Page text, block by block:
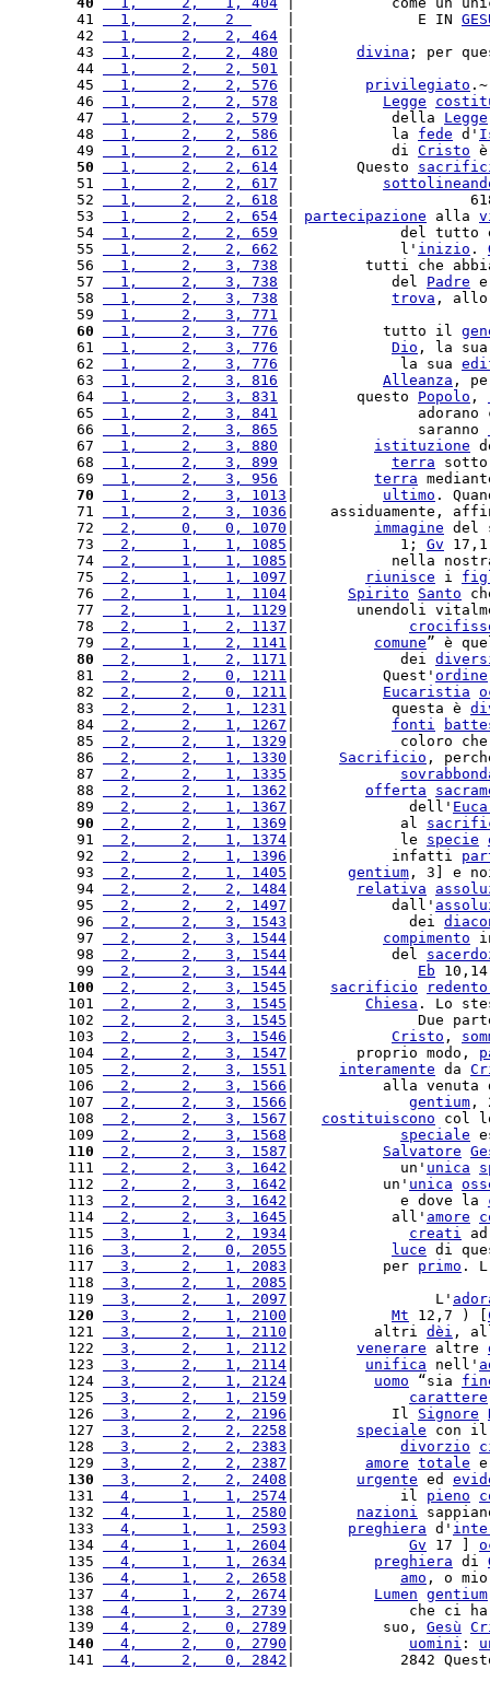
41
  1,     2,   2
    |              E IN
42
  1,     2,   2, 464
43
  1,     2,   2, 480
divina ; per
44
  1,     2,   2, 501
45
  1,     2,   2, 576
privilegiato
46
  1,     2,   2, 578
Legge
47
  1,     2,   2, 579
|           della Legge
48
  1,     2,   2, 586
|           la fede d'
49
  1,     2,   2, 612
|           di Cristo
50
  1,     2,   2, 614
|       Questo
51
  1,     2,   2, 617
52
  1,     2,   2, 618
|
53
  1,     2,   2, 654
partecipazione alla
54
  1,     2,   2, 659
|            del tutto
55
  1,     2,   2, 662
|            l' inizio .
56
  1,     2,   3, 738
|        tutti che
57
  1,     2,   3, 738
|           del Padre
58
  1,     2,   3, 738
trova , allo
59
  1,     2,   3, 771
60
  1,     2,   3, 776
|          tutto il
61
  1,     2,   3, 776
Dio , la
62
  1,     2,   3, 776
|            la sua
63
  1,     2,   3, 816
Alleanza ,
64
  1,     2,   3, 831
|       questo Popolo ,
65
  1,     2,   3, 841
|              adorano
66
  1,     2,   3, 865
|              saranno
67
  1,     2,   3, 880
istituzione
68
  1,     2,   3, 899
terra
69
  1,     2,   3, 956
terra
70
  1,     2,   3, 1013
ultimo .
71
  1,     2,   3, 1036
|    assiduamente,
72
  2,     0,   0, 1070
immagine del
73
  2,     1,   1, 1085
|            1; Gv
74
  2,     1,   1, 1085
|           nella
75
  2,     1,   1, 1097
riunisce i
76
  2,     1,   1, 1104
Spirito Santo
77
  2,     1,   1, 1129
|       unendoli
78
  2,     1,   2, 1137
79
  2,     1,   2, 1141
comune” è
80
  2,     1,   2, 1171
|            dei
81
  2,     2,   0, 1211
|          Quest' ordine
82
  2,     2,   0, 1211
Eucaristia
83
  2,     2,   1, 1231
|           questa è
84
  2,     2,   1, 1267
fonti
85
  2,     2,   1, 1329
|            coloro che
86
  2,     2,   1, 1330
Sacrificio ,
87
  2,     2,   1, 1335
88
  2,     2,   1, 1362
offerta
89
  2,     2,   1, 1367
|             dell'
90
  2,     2,   1, 1369
|            al
91
  2,     2,   1, 1374
|            le specie
92
  2,     2,   1, 1396
|           infatti
93
  2,     2,   1, 1405
gentium , 3] e
94
  2,     2,   2, 1484
relativa
95
  2,     2,   2, 1497
|           dall'
96
  2,     2,   3, 1543
|             dei
97
  2,     2,   3, 1544
compimento
98
  2,     2,   3, 1544
|           del
99
  2,     2,   3, 1544
Eb
100
  2,     2,   3, 1545
sacrificio
101
  2,     2,   3, 1545
Chiesa . Lo
102
  2,     2,   3, 1545
|              Due
103
  2,     2,   3, 1546
Cristo ,
104
  2,     2,   3, 1547
|       proprio modo,
105
  2,     2,   3, 1551
interamente da
106
  2,     2,   3, 1566
|          alla venuta
107
  2,     2,   3, 1566
gentium ,
108
  2,     2,   3, 1567
costituiscono col
109
  2,     2,   3, 1568
speciale
110
  2,     2,   3, 1587
Salvatore
111
  2,     2,   3, 1642
|            un' unica
112
  2,     2,   3, 1642
|          un' unica
113
  2,     2,   3, 1642
|            e dove la
114
  2,     2,   3, 1645
|           all' amore
115
  3,     1,   2, 1934
creati
116
  3,     2,   0, 2055
luce di
117
  3,     2,   1, 2083
|          per primo .
118
  3,     2,   1, 2085
119
  3,     2,   1, 2097
|                L'
120
  3,     2,   1, 2100
Mt 12,7 ) [
121
  3,     2,   1, 2110
|         altri dèi ,
122
  3,     2,   1, 2112
venerare altre
123
  3,     2,   1, 2114
unifica nell'
124
  3,     2,   1, 2124
uomo “sia
125
  3,     2,   1, 2159
carattere
126
  3,     2,   2, 2196
|           Il Signore
127
  3,     2,   2, 2258
speciale con
128
  3,     2,   2, 2383
divorzio
129
  3,     2,   2, 2387
amore totale
130
  3,     2,   2, 2408
urgente ed
131
  4,     1,   1, 2574
|            il pieno
132
  4,     1,   1, 2580
nazioni
133
  4,     1,   1, 2593
preghiera d'
134
  4,     1,   1, 2604
Gv 17 ]
135
  4,     1,   1, 2634
preghiera di
136
  4,     1,   2, 2658
amo , o
137
  4,     1,   2, 2674
Lumen gentium
138
  4,     1,   3, 2739
|             che ci
139
  4,     2,   0, 2789
|          suo, Gesù
140
  4,     2,   0, 2790
uomini :
141
  4,     2,   0, 2842
|            2842